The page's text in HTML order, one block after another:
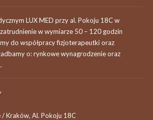
LUX MED przy al. Pokoju 18C w
w wymiarze 50 – 120 godzin
do współpracy fizjoterapeutki oraz
o: rynkowe wynagrodzenie oraz
/ Kraków, Al. Pokoju 18C